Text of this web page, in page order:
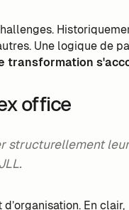
Une logique de
transformation
office
structurellement
En clair,